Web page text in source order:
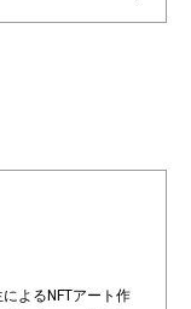
よるNFTアート作